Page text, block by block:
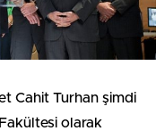
Cahit Turhan şimdi
olarak